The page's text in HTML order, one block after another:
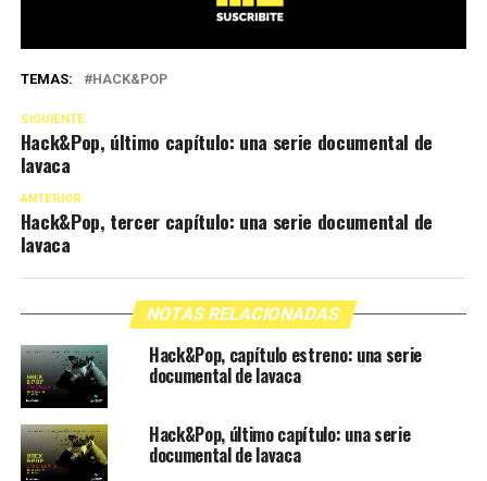
TEMAS: HACK&POP
SIGUIENTE
Hack&Pop, último capítulo: una serie documental de
lavaca
ANTERIOR
Hack&Pop, tercer capítulo: una serie documental de
lavaca
NOTAS RELACIONADAS
Hack&Pop, capítulo estreno: una serie
documental de lavaca
Hack&Pop, último capítulo: una serie
documental de lavaca